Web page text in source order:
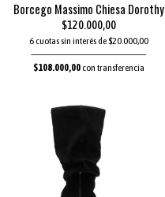
Borcego Massimo Chiesa Dorothy
$120.000,00
6 cuotas sin interés de $20.000,00
$108.000,00con transferencia